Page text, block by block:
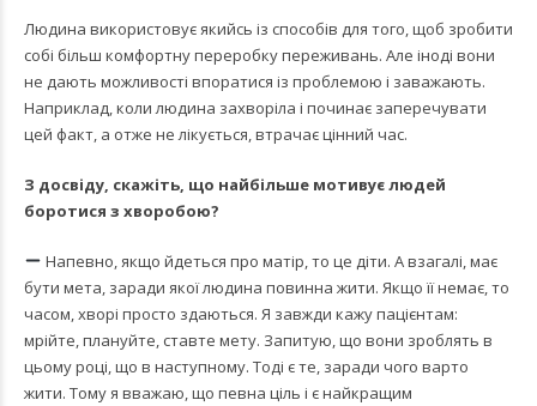
Людина використовує якийсь із способів для того, щоб зробити
собі більш комфортну переробку переживань. Але іноді вони
не дають можливості впоратися із проблемою і заважають.
Наприклад, коли людина захворіла і починає заперечувати
цей факт, а отже не лікується, втрачає цінний час.
З досвіду, скажіть, що найбільше мотивує людей
боротися з хворобою?
Напевно, якщо йдеться про матір, то це діти. А взагалі, має
бути мета, заради якої людина повинна жити. Якщо її немає, то
часом, хворі просто здаються. Я завжди кажу пацієнтам:
мрійте, плануйте, ставте мету. Запитую, що вони зроблять в
цьому році, що в наступному. Тоді є те, заради чого варто
жити. Тому я вважаю, що певна ціль і є найкращим